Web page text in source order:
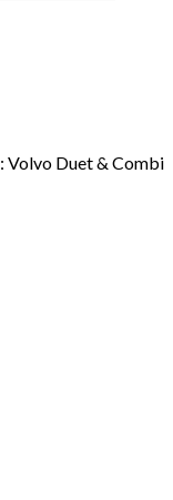
Volvo Duet & Combi